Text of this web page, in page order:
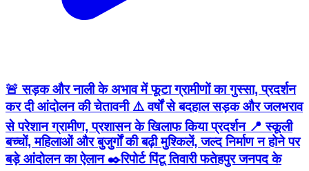
🚨 सड़क और नाली के अभाव में फूटा ग्रामीणों का गुस्सा, प्रदर्शन
कर दी आंदोलन की चेतावनी ⚠️ वर्षों से बदहाल सड़क और जलभराव
से परेशान ग्रामीण, प्रशासन के खिलाफ किया प्रदर्शन 📍 स्कूली
बच्चों, महिलाओं और बुजुर्गों की बढ़ी मुश्किलें, जल्द निर्माण न होने पर
बड़े आंदोलन का ऐलान ✒️रिपोर्ट पिंटू तिवारी फतेहपुर जनपद के